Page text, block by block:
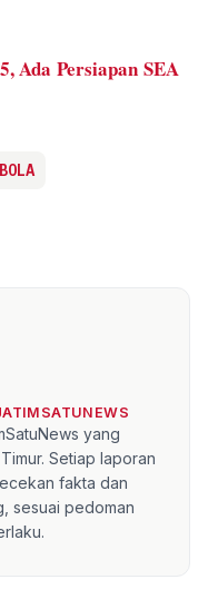
Ada Persiapan SEA
yang
Setiap laporan
fakta dan
sesuai pedoman